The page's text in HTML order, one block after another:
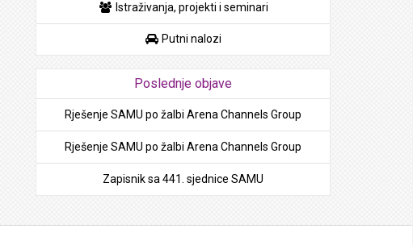
Istraživanja, projekti i seminari
Putni nalozi
Poslednje objave
Rješenje SAMU po žalbi Arena Channels Group
Rješenje SAMU po žalbi Arena Channels Group
Zapisnik sa 441. sjednice SAMU